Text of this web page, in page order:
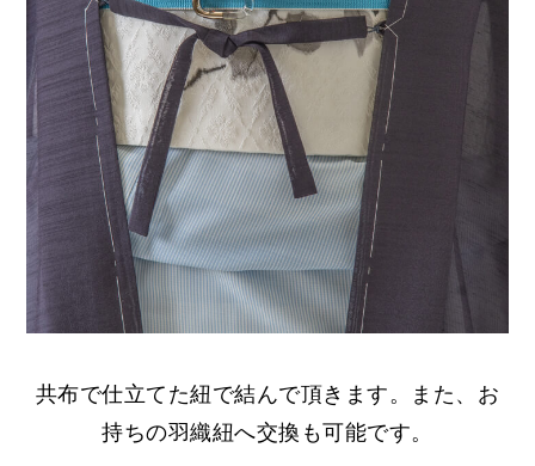
共布で仕立てた紐で結んで頂きます。また、お
持ちの羽織紐へ交換も可能です。